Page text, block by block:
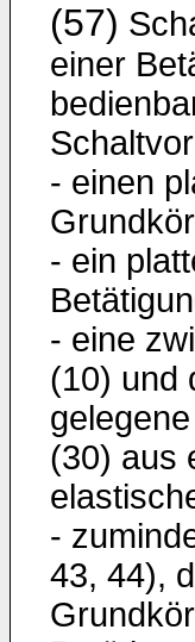
(57)
einer
- einen
- ein
- eine
(10) und
(30) aus
-
43, 44),